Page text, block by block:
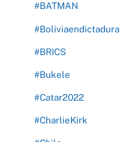
#BATMAN
#Boliviaendictadura
#BRICS
#Bukele
#Catar2022
#CharlieKirk